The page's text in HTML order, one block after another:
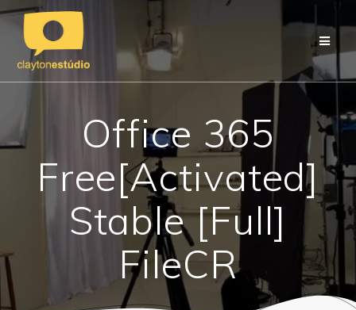
Office 365
Free[Activated]
Stable [Full]
FileCR